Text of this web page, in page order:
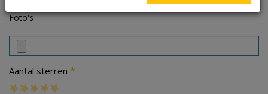
Foto's
Aantal sterren *